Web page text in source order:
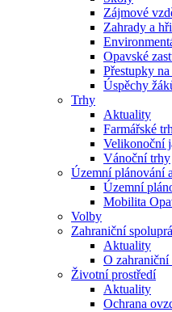
Zájmové
Zahrady a
Opavské
Přestupky
Úspěchy
Trhy
Aktuality
Farmářské
Velikonoční
Vánoční trhy
Územní plánování
Územní
Mobilita
Volby
Zahraniční
Aktuality
O zahraniční
Životní prostředí
Aktuality
Ochrana